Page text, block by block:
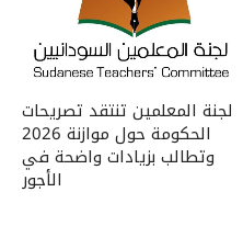
لجنة المعلمين تنتقد تصريحات
الحكومة حول موازنة 2026
وتطالب بزيادات واضحة في
الأجور